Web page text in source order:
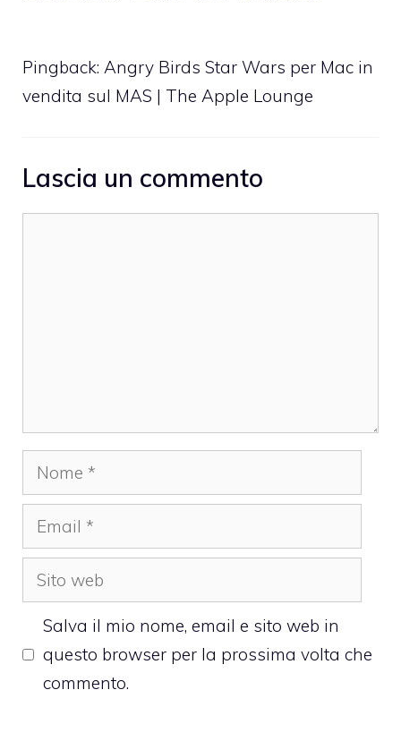
Pingback: Angry Birds Star Wars per Mac in
vendita sul MAS | The Apple Lounge
Lascia un commento
Nome
Email
Sito
web
Salva il mio nome, email e sito web in
questo browser per la prossima volta che
commento.